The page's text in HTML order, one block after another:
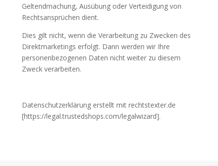
Geltendmachung, Ausübung oder Verteidigung von
Rechtsansprüchen dient.
Dies gilt nicht, wenn die Verarbeitung zu Zwecken des
Direktmarketings erfolgt. Dann werden wir Ihre
personenbezogenen Daten nicht weiter zu diesem
Zweck verarbeiten.
Datenschutzerklärung erstellt mit rechtstexter.de
[https://legal.trustedshops.com/legalwizard].